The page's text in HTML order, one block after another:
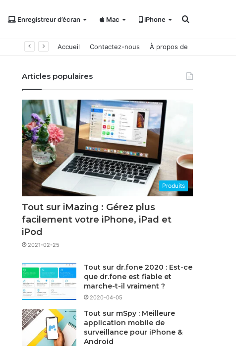
Enregistreur d’écran Mac iPhone Rechercher
Accueil Contactez-nous À propos de
Articles populaires
Produits
Tout sur iMazing : Gérez plus
facilement votre iPhone, iPad et
iPod
2021-02-25
Tout sur dr.fone 2020 : Est-ce
que dr.fone est fiable et
marche-t-il vraiment ?
2020-04-05
Tout sur mSpy : Meilleure
application mobile de
surveillance pour iPhone &
Android